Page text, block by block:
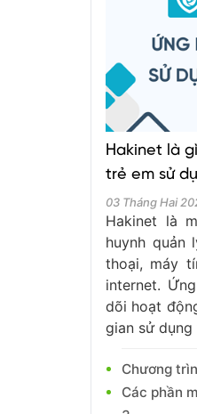
Hakinet là
trẻ em sử
03 Tháng Hai
Hakinet là
huynh quản
thoại, máy
internet.
dõi hoạt
gian sử dụng
Chương
Các phần